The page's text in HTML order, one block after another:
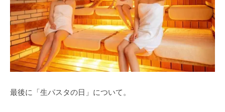
最後に「生パスタの日」について。